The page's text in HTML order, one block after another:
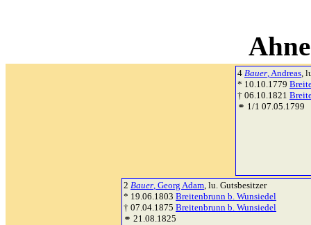
4 Bauer, Andreas,
* 10.10.1779
† 06.10.1821
⚭ 1/1 07.05.1799
2 Bauer, Georg Adam, lu. Gutsbesitzer
* 19.06.1803 Breitenbrunn b. Wunsiedel
† 07.04.1875 Breitenbrunn b. Wunsiedel
⚭ 21.08.1825